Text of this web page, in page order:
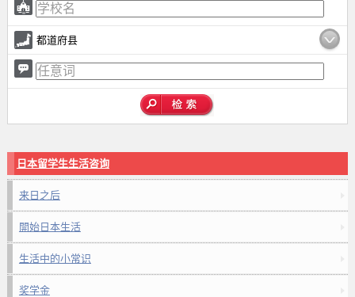
都道府县
日本留学生生活咨询
来日之后
開始日本生活
生活中的小常识
奖学金